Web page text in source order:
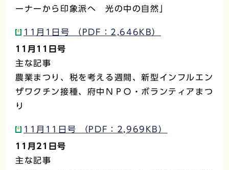
ーナーから印象派へ 光の中の自然」
11月1日号 （PDF：2,646KB）
11月11日号
主な記事
農業まつり、税を考える週間、新型インフルエン
ザワクチン接種、府中ＮＰＯ・ボランティアまつ
り
11月11日号 （PDF：2,969KB）
11月21日号
主な記事